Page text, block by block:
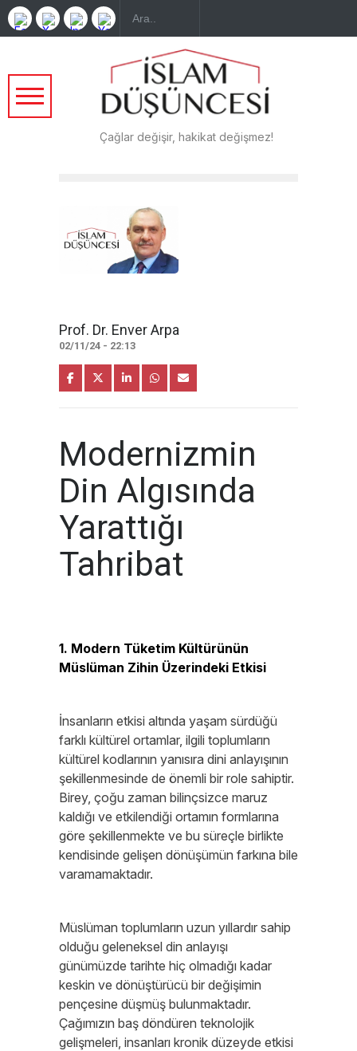
Çağlar değişir, hakikat değişmez!
Prof. Dr. Enver Arpa
02/11/24 - 22:13
Modernizmin
Din Algısında
Yarattığı
Tahribat
1. Modern Tüketim Kültürünün
Müslüman Zihin Üzerindeki Etkisi
İnsanların etkisi altında yaşam sürdüğü
farklı kültürel ortamlar, ilgili toplumların
kültürel kodlarının yanısıra dini anlayışının
şekillenmesinde de önemli bir role sahiptir.
Birey, çoğu zaman bilinçsizce maruz
kaldığı ve etkilendiği ortamın formlarına
göre şekillenmekte ve bu süreçle birlikte
kendisinde gelişen dönüşümün farkına bile
varamamaktadır.
Müslüman toplumların uzun yıllardır sahip
olduğu geleneksel din anlayışı
günümüzde tarihte hiç olmadığı kadar
keskin ve dönüştürücü bir değişimin
pençesine düşmüş bulunmaktadır.
Çağımızın baş döndüren teknolojik
gelişmeleri, insanları kronik düzeyde etkisi